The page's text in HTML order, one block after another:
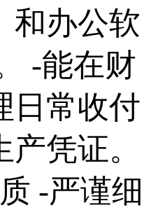
和办公软
-能在财
日常收付
凭证。
-严谨细